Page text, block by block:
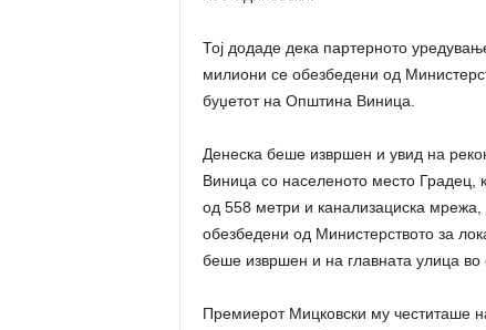
Тој додаде дека партерното
милиони се обезбедени од
буџетот на Општина Виница.
Денеска беше извршен и увид на
Виница со населеното место
од 558 метри и канализациска
обезбедени од Министерството за
беше извршен и на главната улица во
Премиерот Мицковски му честиташе